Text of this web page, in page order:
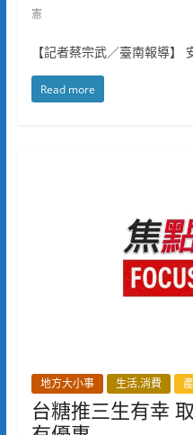
憲
【記者蔡宗武／臺南報導】
Read more
地方大小事 生活.消費
台糖推三生有幸